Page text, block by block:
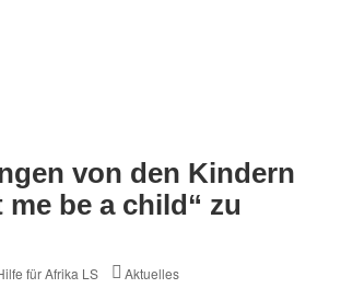
von den Kindern
me be a child“ zu
für Afrika LS Categories
Aktuelles